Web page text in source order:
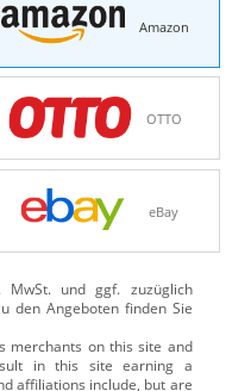
Amazon
OTTO
eBay
MwSt. und ggf. zuzüglich
den Angeboten finden Sie